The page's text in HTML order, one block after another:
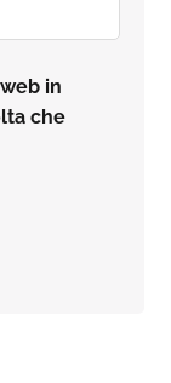
in
che